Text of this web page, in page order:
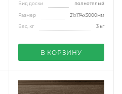
Вид доски полнотелый
Размер 21x174x3000мм
Вес, кг 3 кг
В КОРЗИНУ